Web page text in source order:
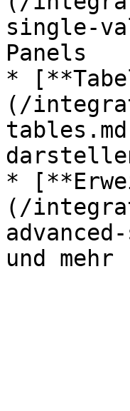
single-
Panels
*
(/
*
(/